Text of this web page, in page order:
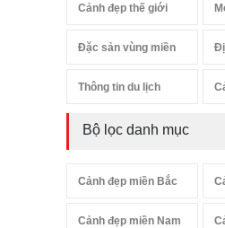
Cảnh đẹp thế giới
Đặc sản vùng miền
Thông tin du lịch
Bộ lọc danh mục
Cảnh đẹp miền Bắc
Cảnh đẹp miền Nam